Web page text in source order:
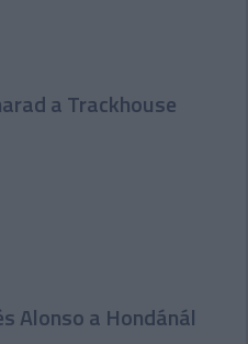
a Trackhouse
Alonso a Hondánál